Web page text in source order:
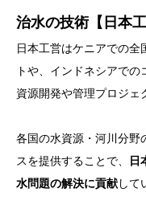
治水の技術【日本
日本工営はケニアでの全
トや、インドネシアで
資源開発や管理プロジェ
各国の水資源・河川分野
スを提供することで、
日
水問題の解決に貢献して